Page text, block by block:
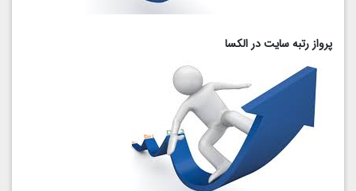
پرواز رتبه سایت در الکسا